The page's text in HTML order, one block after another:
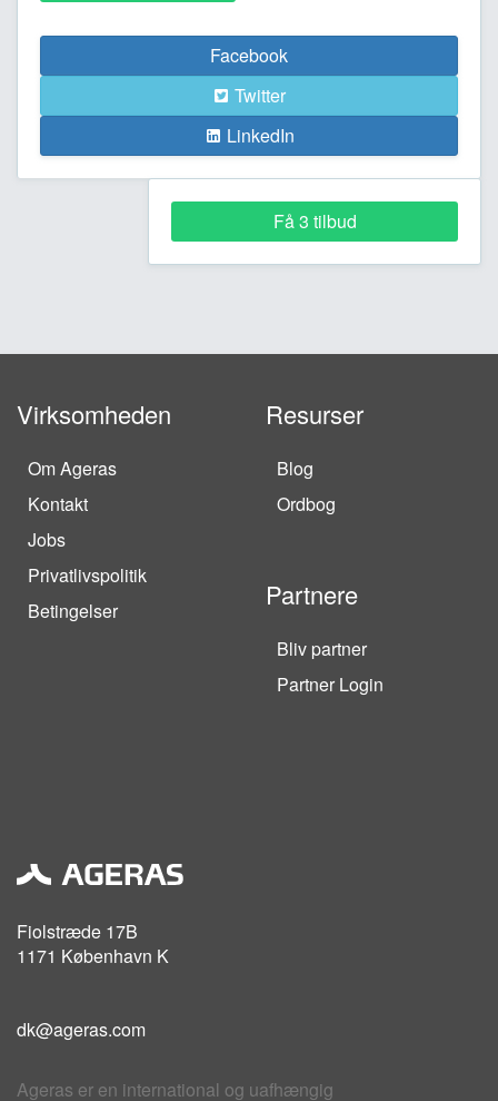
Facebook
Twitter
LinkedIn
Få 3 tilbud
Virksomheden
Om Ageras
Kontakt
Jobs
Privatlivspolitik
Betingelser
Resurser
Blog
Ordbog
Partnere
Bliv partner
Partner Login
Fiolstræde 17B
1171 København K
dk@ageras.com
Ageras er en international og uafhængig